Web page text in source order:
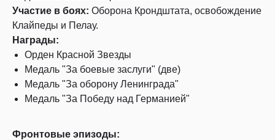
Участие в боях: Оборона Крондштата, освобождение
Клайпеды и Пелау.
Награды:
Орден Красной Звезды
Медаль "За боевые заслуги" (две)
Медаль "За оборону Ленинграда"
Медаль "За Победу над Германией"
Фронтовые эпизоды: